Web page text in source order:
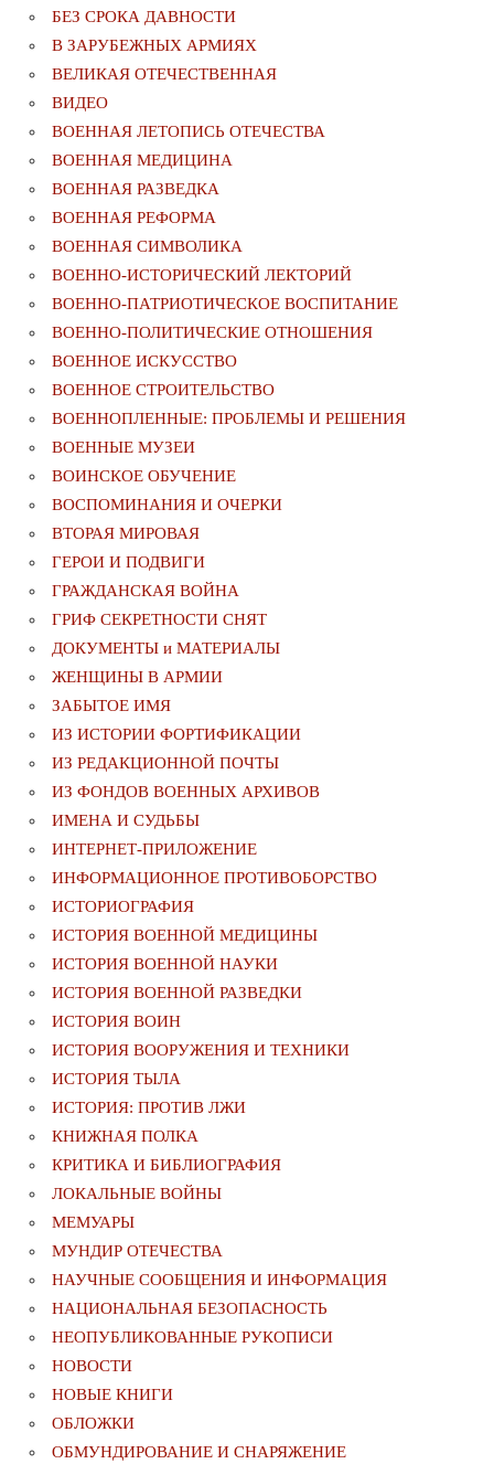
БЕЗ СРОКА ДАВНОСТИ
В ЗАРУБЕЖНЫХ АРМИЯХ
ВЕЛИКАЯ ОТЕЧЕСТВЕННАЯ
ВИДЕО
ВОЕННАЯ ЛЕТОПИСЬ ОТЕЧЕСТВА
ВОЕННАЯ МЕДИЦИНА
ВОЕННАЯ РАЗВЕДКА
ВОЕННАЯ РЕФОРМА
ВОЕННАЯ СИМВОЛИКА
ВОЕННО-ИСТОРИЧЕСКИЙ ЛЕКТОРИЙ
ВОЕННО-ПАТРИОТИЧЕСКОЕ ВОСПИТАНИЕ
ВОЕННО-ПОЛИТИЧЕСКИE ОТНОШЕНИЯ
ВОЕННОЕ ИСКУССТВО
ВОЕННОЕ СТРОИТЕЛЬСТВО
ВОЕННОПЛЕННЫЕ: ПРОБЛЕМЫ И РЕШЕНИЯ
ВОЕННЫЕ МУЗЕИ
ВОИНСКОЕ ОБУЧЕНИЕ
ВОСПОМИНАНИЯ И ОЧЕРКИ
ВТОРАЯ МИРОВАЯ
ГЕРОИ И ПОДВИГИ
ГРАЖДАНСКАЯ ВОЙНА
ГРИФ СЕКРЕТНОСТИ СНЯТ
ДОКУМЕНТЫ и МАТЕРИАЛЫ
ЖЕНЩИНЫ В АРМИИ
ЗАБЫТОЕ ИМЯ
ИЗ ИСТОРИИ ФОРТИФИКАЦИИ
ИЗ РЕДАКЦИОННОЙ ПОЧТЫ
ИЗ ФОНДОВ ВОЕННЫХ АРХИВОВ
ИМЕНА И СУДЬБЫ
ИНТЕРНЕТ-ПРИЛОЖЕНИЕ
ИНФОРМАЦИОННОЕ ПРОТИВОБОРСТВО
ИСТОРИОГРАФИЯ
ИСТОРИЯ ВОЕННОЙ МЕДИЦИНЫ
ИСТОРИЯ ВОЕННОЙ НАУКИ
ИСТОРИЯ ВОЕННОЙ РАЗВЕДКИ
ИСТОРИЯ ВОИН
ИСТОРИЯ ВООРУЖЕНИЯ И ТЕХНИКИ
ИСТОРИЯ ТЫЛА
ИСТОРИЯ: ПРОТИВ ЛЖИ
КНИЖНАЯ ПОЛКА
КРИТИКА И БИБЛИОГРАФИЯ
ЛОКАЛЬНЫЕ ВОЙНЫ
МЕМУАРЫ
МУНДИР ОТЕЧЕСТВА
НАУЧНЫЕ СООБЩЕНИЯ И ИНФОРМАЦИЯ
НАЦИОНАЛЬНАЯ БЕЗОПАСНОСТЬ
НЕОПУБЛИКОВАННЫЕ РУКОПИСИ
НОВОСТИ
НОВЫЕ КНИГИ
ОБЛОЖКИ
ОБМУНДИРОВАНИЕ И СНАРЯЖЕНИЕ